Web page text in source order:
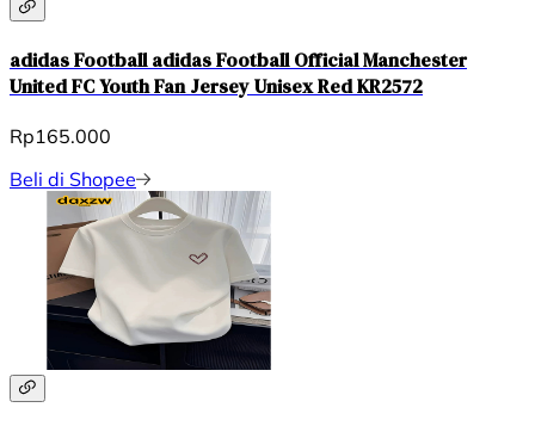
adidas Football adidas Football Official Manchester
United FC Youth Fan Jersey Unisex Red KR2572
Rp165.000
Beli di Shopee